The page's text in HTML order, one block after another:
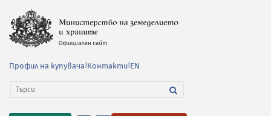
Профил на купувача Контакти EN